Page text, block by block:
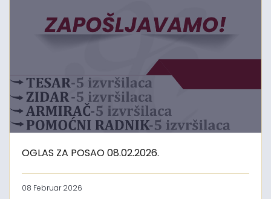
OGLAS ZA POSAO 08.02.2026.
08 Februar 2026